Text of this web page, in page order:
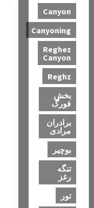
Canyon
Canyoning
Reghez
Canyon
Reghz
بخش
فورگ
برادران
مرادی
بوچیر
تنگه
رغز
تور